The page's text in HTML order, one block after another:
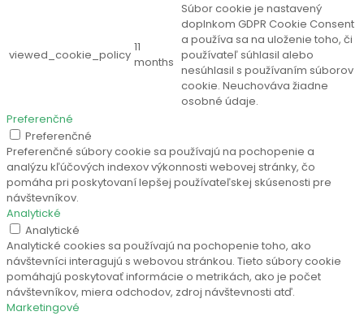
viewed_cookie_policy
11
months
Súbor cookie je nastavený
doplnkom GDPR Cookie Consent
a používa sa na uloženie toho, či
používateľ súhlasil alebo
nesúhlasil s používaním súborov
cookie. Neuchováva žiadne
osobné údaje.
Preferenčné
Preferenčné
Preferenčné súbory cookie sa používajú na pochopenie a
analýzu kľúčových indexov výkonnosti webovej stránky, čo
pomáha pri poskytovaní lepšej používateľskej skúsenosti pre
návštevníkov.
Analytické
Analytické
Analytické cookies sa používajú na pochopenie toho, ako
návštevníci interagujú s webovou stránkou. Tieto súbory cookie
pomáhajú poskytovať informácie o metrikách, ako je počet
návštevníkov, miera odchodov, zdroj návštevnosti atď.
Marketingové